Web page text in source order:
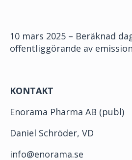
10 mars 2025 – Beräknad
offentliggörande av
KONTAKT
Enorama Pharma AB (publ)
Daniel Schröder, VD
info@enorama.se